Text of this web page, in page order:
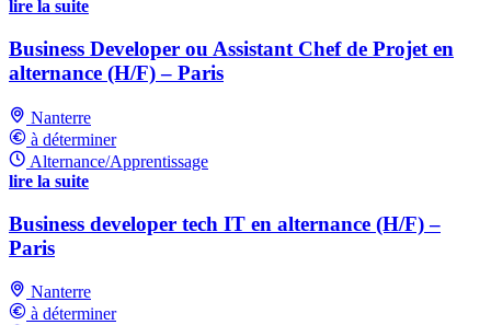
lire la suite
Business Developer ou Assistant Chef de Projet en
alternance (H/F) – Paris
Nanterre
à déterminer
Alternance/Apprentissage
lire la suite
Business developer tech IT en alternance (H/F) –
Paris
Nanterre
à déterminer